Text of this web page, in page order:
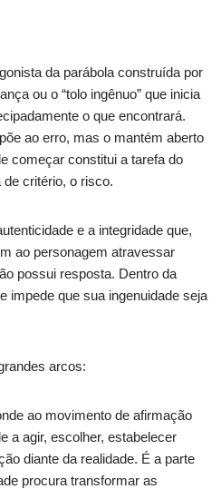
da parábola construída por
ou o “tolo ingênuo” que inicia
o que encontrará.
ao erro, mas o mantém aberto
começar constitui a tarefa do
de critério, o risco.
e a integridade que,
ao personagem atravessar
possui resposta. Dentro da
impede que sua ingenuidade seja
arcos:
ao movimento de afirmação
a agir, escolher, estabelecer
diante da realidade. É a parte
procura transformar as